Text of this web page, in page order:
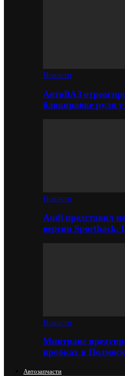
Новости
АвтоВАЗ
блокировке руля
Новости
Audi представил
версии Sportback.
Новости
Минтранс
пробках в
Автозапчасти